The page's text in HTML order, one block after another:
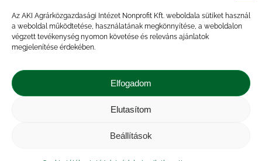
Az AKI Agrárközgazdasági Intézet Nonprofit Kft. weboldala sütiket használ
a weboldal működtetése, használatának megkönnyítése, a weboldalon
végzett tevékenység nyomon követése és releváns ajánlatok
megjelenítése érdekében.
Elfogadom
Elutasítom
Beállítások
szarvasmarha termelés termelői
ár tojás világpiac
vágóbárány
vágómarha vágósertés
Kapcsolat |
tájékoztató